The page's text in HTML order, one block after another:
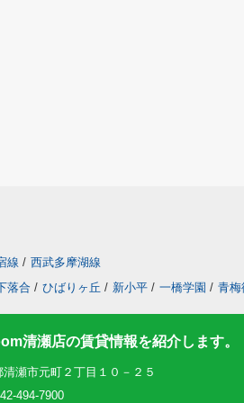
線 / 西武多摩湖線
落合 / ひばりヶ丘 / 新小平 / 一橋学園 / 青梅
清瀬店の賃貸情報を紹介します。
清瀬市元町２丁目１０－２５
494-7900